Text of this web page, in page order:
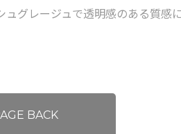
ュグレージュで透明感のある質感
BACK